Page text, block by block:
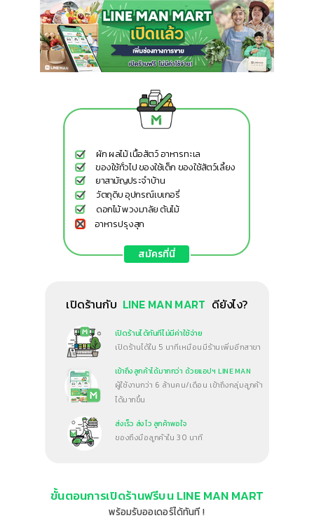
เปิดร้านกับ ดียังไง?
LINE MAN MART
เปิดร้านได้ทันทีไม่มีค่าใช้จ่าย
เปิดร้านได้ใน 5 นาทีเหมือนมีร้านเพิ่มอีกสาขา
เข้าถึงลูกค้าได้มากกว่า ด้วยแอปฯ LINE MAN
ผู้ใช้งานกว่า 6 ล้านคน/เดือน เข้าถึงกลุ่มลูกค้า
ได้มากขึ้น
ส่งเร็ว ส่งไว ลูกค้าพอใจ
ของถึงมือลูกค้าใน 30 นาที
ขั้นตอนการเปิดร้านฟรีบน LINE MAN MART
พร้อมรับออเดอร์ได้ทันที !
สมัครที่นี่
ผัก ผลไม้ เนื้อสัตว์ อาหารทะเล
ของใช้ทั่วไป ของใช้เด็ก ของใช้สัตว์เลี้ยง
ยาสามัญประจำบ้าน
วัตถุดิบ อุปกรณ์เบเกอรี่
ดอกไม้ พวงมาลัย ต้นไม้
อาหารปรุงสุก